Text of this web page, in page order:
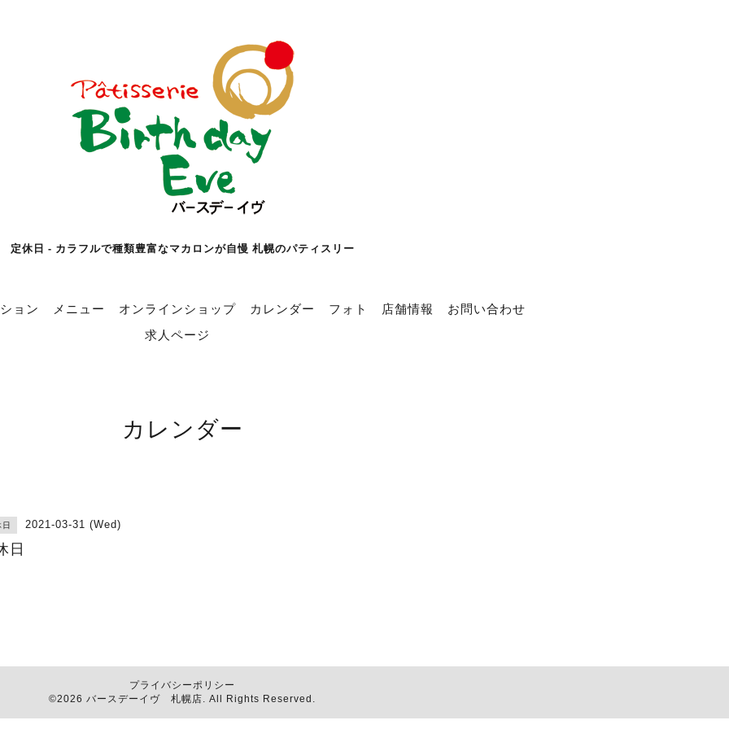
定休日 - カラフルで種類豊富なマカロンが自慢 札幌のパティスリー
ョン メニュー オンラインショップ カレンダー フォト 店舗情報
お問い合わせ
求人ページ
カレンダー
2021-03-31 (Wed)
日
プライバシーポリシー
©2026 バースデーイヴ 札幌店. All Rights Reserved.